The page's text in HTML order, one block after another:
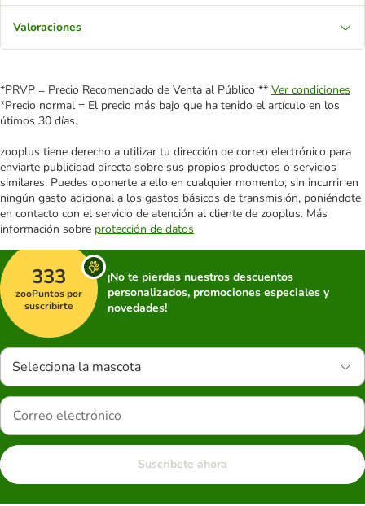
Valoraciones
*PRVP = Precio Recomendado de Venta al Público ** Ver condiciones
*Precio normal = El precio más bajo que ha tenido el artículo en los
útimos 30 días.
zooplus tiene derecho a utilizar tu dirección de correo electrónico para
enviarte publicidad directa sobre sus propios productos o servicios
similares. Puedes oponerte a ello en cualquier momento, sin incurrir en
ningún gasto adicional a los gastos básicos de transmisión, poniéndote
en contacto con el servicio de atención al cliente de zooplus. Más
información sobre protección de datos
333
zooPuntos por
suscribirte
¡No te pierdas nuestros descuentos
personalizados, promociones especiales y
novedades!
Selecciona la mascota
Suscríbete ahora